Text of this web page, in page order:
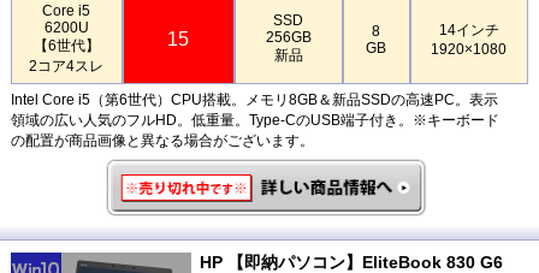
Core i5
6200U
【6世代】
2コア4スレ
15
SSD
256GB
新品
8
GB
14インチ
1920×1080
Intel Core i5（第6世代）CPU搭載。メモリ8GB＆新品SSDの高速PC。表示
領域の広い人気のフルHD。低重量。Type-CのUSB端子付き。※キーボード
の配置が商品画像と異なる場合がございます。
HP 【即納パソコン】EliteBook 830 G6